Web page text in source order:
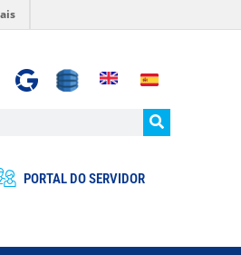
PORTAL DO SERVIDOR